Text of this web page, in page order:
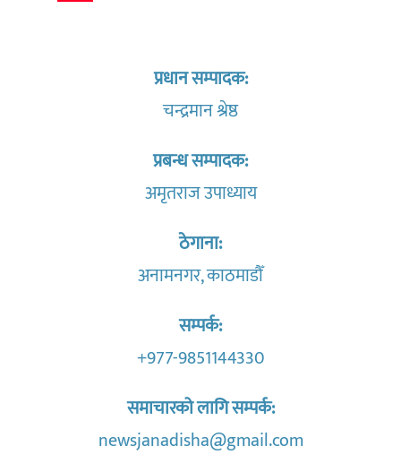
प्रधान सम्पादक:
चन्द्रमान श्रेष्ठ
प्रबन्ध सम्पादक:
अमृतराज उपाध्याय
ठेगाना:
अनामनगर, काठमाडौँ
सम्पर्क:
+977-9851144330
समाचारको लागि सम्पर्क:
newsjanadisha@gmail.com